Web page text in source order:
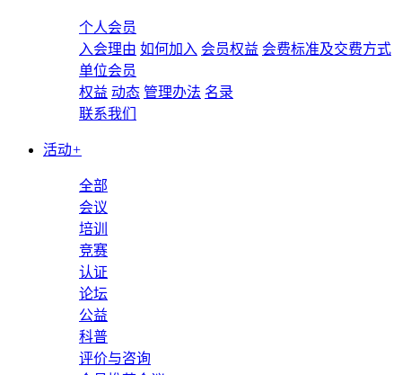
个人会员
入会理由 如何加入 会员权益 会费标准及交费方式
单位会员
权益 动态 管理办法 名录
联系我们
活动+
全部
会议
培训
竞赛
认证
论坛
公益
科普
评价与咨询